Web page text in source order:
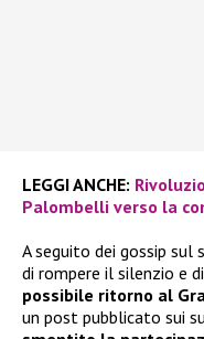
LEGGI ANCHE:
Palombelli verso la
A seguito dei gossip sul
di rompere il silenzio e
possibile ritorno al
un post pubblicato sui